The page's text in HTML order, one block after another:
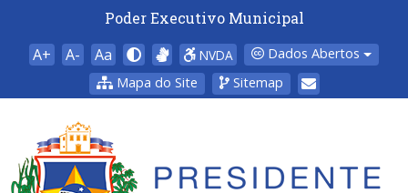
Poder Executivo Municipal
A+ A- Aa NVDA
Dados Abertos
Mapa do Site
Sitemap